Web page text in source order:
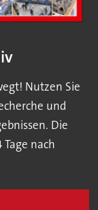
Nutzen Sie
und
Die
nach